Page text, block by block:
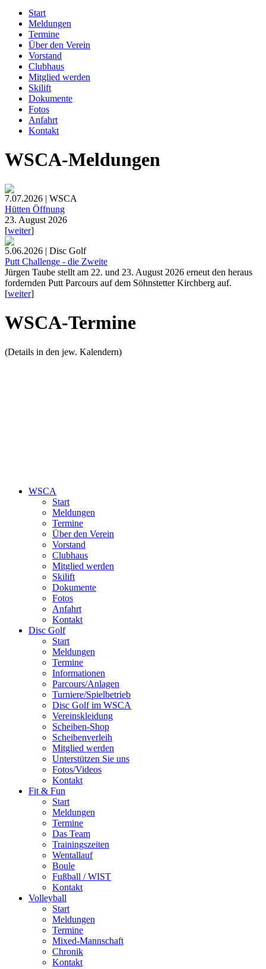
Start
Meldungen
Termine
Über den Verein
Vorstand
Clubhaus
Mitglied werden
Skilift
Dokumente
Fotos
Anfahrt
Kontakt
WSCA-Meldungen
7.07.2026 | WSCA
Hütten Öffnung
23. August 2026
[weiter]
5.06.2026 | Disc Golf
Putt Challenge - die Zweite
Jürgen Taube stellt am 22. und 23. August 2026 erneut den heraus
fordernden Putt Parcours auf dem Söhnstetter Kirchberg auf.
[weiter]
WSCA-Termine
(Details in den jew. Kalendern)
WSCA
Start
Meldungen
Termine
Über den Verein
Vorstand
Clubhaus
Mitglied werden
Skilift
Dokumente
Fotos
Anfahrt
Kontakt
Disc Golf
Start
Meldungen
Termine
Informationen
Parcours/Anlagen
Turniere/Spielbetrieb
Disc Golf im WSCA
Vereinskleidung
Scheiben-Shop
Scheibenverleih
Mitglied werden
Unterstützen Sie uns
Fotos/Videos
Kontakt
Fit & Fun
Start
Meldungen
Termine
Das Team
Trainingszeiten
Wentallauf
Boule
Fußball / WIST
Kontakt
Volleyball
Start
Meldungen
Termine
Mixed-Mannschaft
Chronik
Kontakt